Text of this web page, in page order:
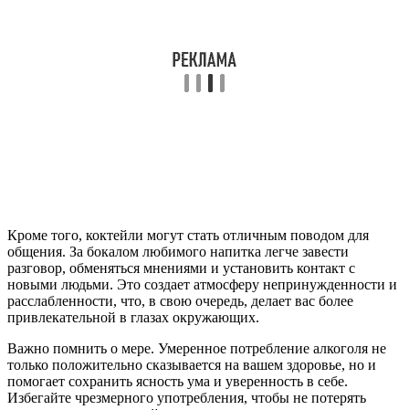
Кроме того, коктейли могут стать отличным поводом для
общения. За бокалом любимого напитка легче завести
разговор, обменяться мнениями и установить контакт с
новыми людьми. Это создает атмосферу непринужденности и
расслабленности, что, в свою очередь, делает вас более
привлекательной в глазах окружающих.
Важно помнить о мере. Умеренное потребление алкоголя не
только положительно сказывается на вашем здоровье, но и
помогает сохранить ясность ума и уверенность в себе.
Избегайте чрезмерного употребления, чтобы не потерять